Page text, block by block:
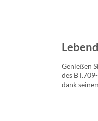
Genießen
des
dank